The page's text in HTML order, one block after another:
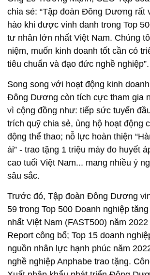
chia sẻ: “Tập đoàn Đông Dương rất
hào khi được vinh danh trong Top
tư nhân lớn nhất Việt Nam. Chúng
niệm, muốn kinh doanh tốt cần có
tiêu chuẩn và đạo đức nghề nghiệp”.
Song song với hoạt động kinh
Đông Dương còn tích cực tham gia
vì cộng đồng như: tiếp sức tuyến
trích quỹ chia sẻ, ủng hộ hoạt động
động thể thao; nỗ lực hoàn thiện
ái” - trao tặng 1 triệu máy đo huyết
cao tuổi Việt Nam... mang nhiều ý
sâu sắc.
Trước đó, Tập đoàn Đông Dương
59 trong Top 500 Doanh nghiệp
nhất Việt Nam (FAST500) năm
Report công bố; Top 15 doanh
nguồn nhân lực hạnh phúc năm
nghề nghiệp Anphabe trao tặng.